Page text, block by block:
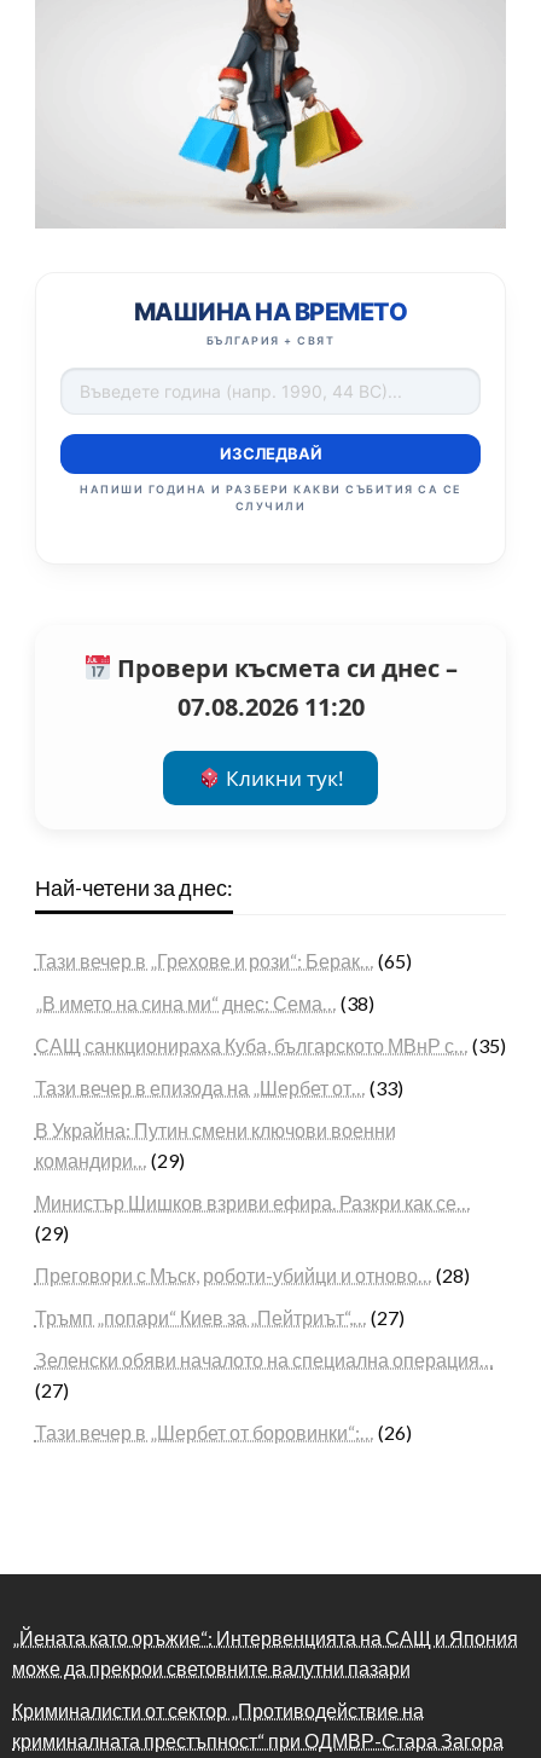
МАШИНА НА ВРЕМЕТО
БЪЛГАРИЯ + СВЯТ
ИЗСЛЕДВАЙ
НАПИШИ ГОДИНА И РАЗБЕРИ КАКВИ СЪБИТИЯ СА СЕ
СЛУЧИЛИ
Провери късмета си днес –
07.08.2026 11:20
Кликни тук!
Най-четени за днес:
Тази вечер в „Грехове и рози“: Берак… (65)
„В името на сина ми“ днес: Сема… (38)
САЩ санкционираха Куба, българското МВнР с… (35)
Тази вечер в епизода на „Шербет от… (33)
В Украйна: Путин смени ключови военни
командири… (29)
Министър Шишков взриви ефира. Разкри как се…
(29)
Преговори с Мъск, роботи-убийци и отново… (28)
Тръмп „попари“ Киев за „Пейтриът“,… (27)
Зеленски обяви началото на специална операция…
(27)
Тази вечер в „Шербет от боровинки“:… (26)
„Йената като оръжие“: Интервенцията на САЩ и Япония
може да прекрои световните валутни пазари
Криминалисти от сектор „Противодействие на
криминалната престъпност“ при ОДМВР-Стара Загора